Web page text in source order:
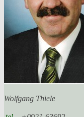
Wolfgang Thiele